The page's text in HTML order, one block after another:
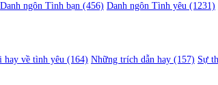
Danh ngôn Tình bạn (456) Danh ngôn Tình yêu (1231)
hay về tình yêu (164) Những trích dẫn hay (157) Sự